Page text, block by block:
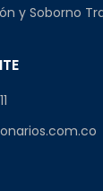
y Soborno